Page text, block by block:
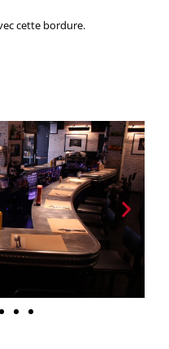
cette bordure.